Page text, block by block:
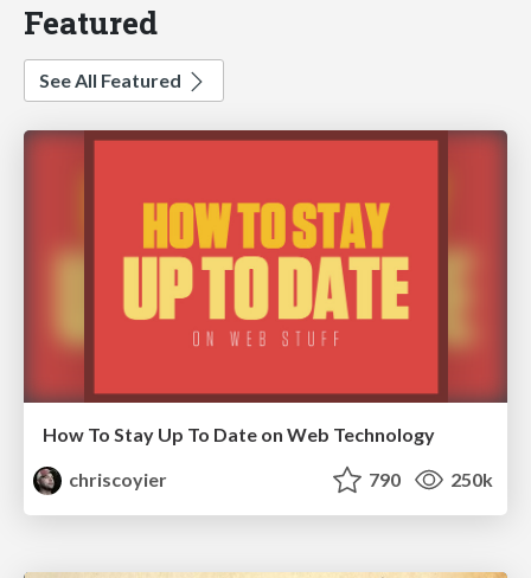
Featured
See All Featured
How To Stay Up To Date on Web Technology
chriscoyier
790 250k